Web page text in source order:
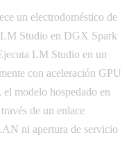
un electrodoméstico de
Studio en DGX Spark
LM Studio en un
con aceleración GPU
modelo hospedado en
de un enlace
ni apertura de servicio